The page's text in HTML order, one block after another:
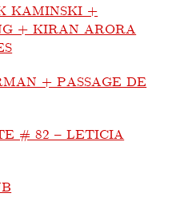
KAMINSKI +
+ KIRAN ARORA
+ PASSAGE DE
# 82 – LETICIA